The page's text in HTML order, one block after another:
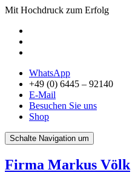
Mit Hochdruck zum Erfolg
WhatsApp
+49 (0) 6445 – 92140
E-Mail
Besuchen Sie uns
Shop
Schalte Navigation um
Firma Markus Völk